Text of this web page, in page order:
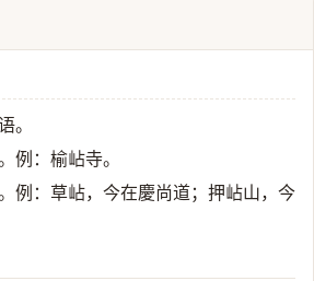
。
例：榆岾寺。
例：草岾，今在慶尚道；押岾山，今